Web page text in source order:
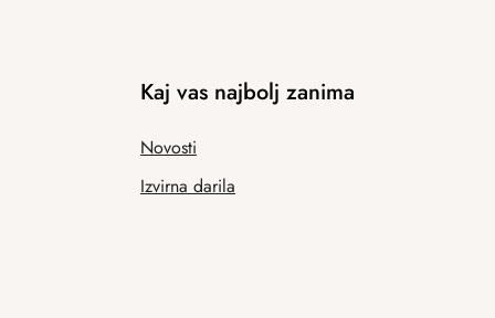
Kaj vas najbolj zanima
Novosti
Izvirna darila